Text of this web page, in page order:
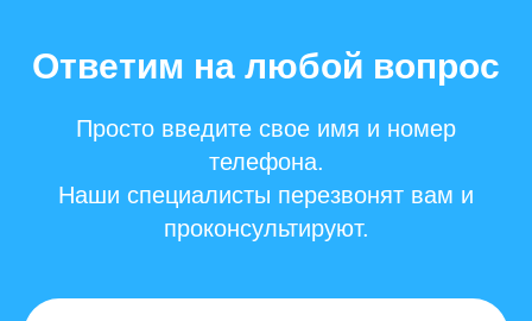
Ответим на любой вопрос
Просто введите свое имя и номер
телефона.
Наши специалисты перезвонят вам и
проконсультируют.